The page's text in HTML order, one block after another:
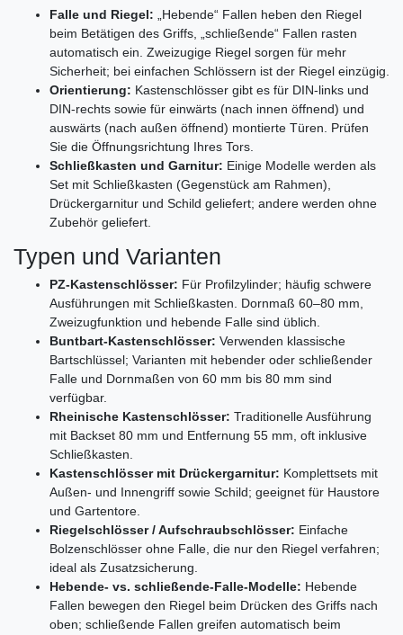
Falle und Riegel: „Hebende“ Fallen heben den Riegel
beim Betätigen des Griffs, „schließende“ Fallen rasten
automatisch ein. Zweizugige Riegel sorgen für mehr
Sicherheit; bei einfachen Schlössern ist der Riegel einzügig.
Orientierung: Kastenschlösser gibt es für DIN‑links und
DIN‑rechts sowie für einwärts (nach innen öffnend) und
auswärts (nach außen öffnend) montierte Türen. Prüfen
Sie die Öffnungsrichtung Ihres Tors.
Schließkasten und Garnitur: Einige Modelle werden als
Set mit Schließkasten (Gegenstück am Rahmen),
Drückergarnitur und Schild geliefert; andere werden ohne
Zubehör geliefert.
Typen und Varianten
PZ‑Kastenschlösser: Für Profilzylinder; häufig schwere
Ausführungen mit Schließkasten. Dornmaß 60–80 mm,
Zweizugfunktion und hebende Falle sind üblich.
Buntbart‑Kastenschlösser: Verwenden klassische
Bartschlüssel; Varianten mit hebender oder schließender
Falle und Dornmaßen von 60 mm bis 80 mm sind
verfügbar.
Rheinische Kastenschlösser: Traditionelle Ausführung
mit Backset 80 mm und Entfernung 55 mm, oft inklusive
Schließkasten.
Kastenschlösser mit Drückergarnitur: Komplettsets mit
Außen- und Innengriff sowie Schild; geeignet für Haustore
und Gartentore.
Riegelschlösser / Aufschraubschlösser: Einfache
Bolzenschlösser ohne Falle, die nur den Riegel verfahren;
ideal als Zusatzsicherung.
Hebende- vs. schließende‑Falle‑Modelle: Hebende
Fallen bewegen den Riegel beim Drücken des Griffs nach
oben; schließende Fallen greifen automatisch beim